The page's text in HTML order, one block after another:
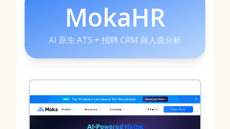
MokaHR
AI 原生 ATS + 招聘 CRM 與人資分析